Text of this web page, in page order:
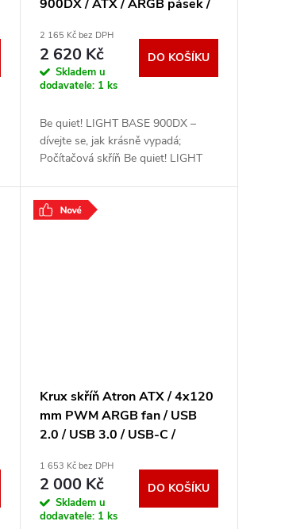
900DX / ATX / ARGB pásek /
C / panoramatická / černá
BGW69-VYP
2 165 Kč bez DPH
2 620 Kč
Skladem u
dodavatele: 1 ks
DO KOŠÍKU
Be quiet! LIGHT BASE 900DX –
dívejte se, jak krásně vypadá;
Počítačová skříň Be quiet! LIGHT
potěší všechny náročné
Krux skříň Atron ATX / 4x120
mm PWM ARGB fan / USB
2.0 / USB 3.0 / USB-C /
KRXD018
1 653 Kč bez DPH
2 000 Kč
Skladem u
dodavatele: 1 ks
DO KOŠÍKU